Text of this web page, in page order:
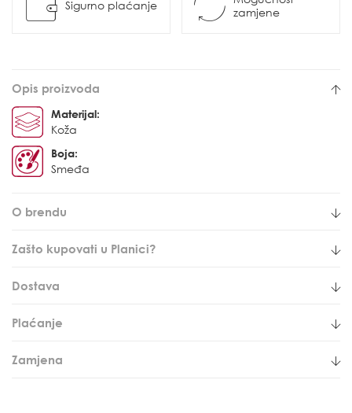
Sigurno plaćanje
zamjene
Opis proizvoda
Materijal:
Koža
Boja:
Smeđa
O brendu
Zašto kupovati u Planici?
Dostava
Plaćanje
Zamjena